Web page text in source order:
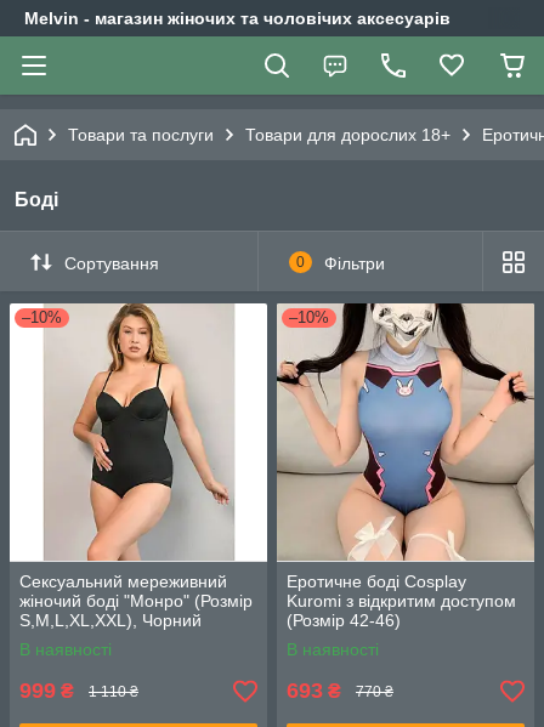
Melvin - магазин жіночих та чоловічих аксесуарів
Товари та послуги Товари для дорослих 18+
Боді
Сортування 0 Фільтри
–10%
Сексуальний мереживний
жіночий боді "Монро" (Розмір
S,M,L,ХL,ХХL), Чорний
В наявності
999 ₴ 1 110 ₴
–10%
Еротичне боді Cosplay
Kuromi з відкритим доступом
(Розмір 42-46)
В наявності
693 ₴ 770 ₴